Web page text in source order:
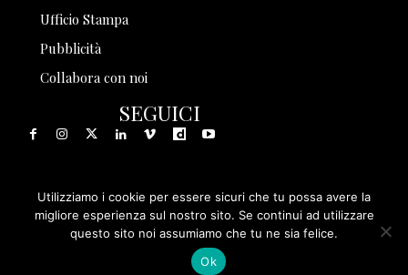
Ufficio Stampa
Pubblicità
Collabora con noi
SEGUICI
© 1999 - 2025 Storia in Rete Srl - Tutti i diritti riservati - P.
IVA 08570971005
Utilizziamo i cookie per essere sicuri che tu possa avere la
migliore esperienza sul nostro sito. Se continui ad utilizzare
questo sito noi assumiamo che tu ne sia felice.
Ok